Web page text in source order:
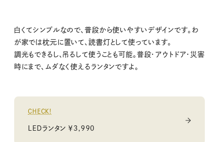
白くてシンプルなので、普段から使いやすいデザインです。わ
が家では枕元に置いて、読書灯として使っています。
調光もできるし、吊るして使うことも可能。普段・アウトドア・災害
時にまで、ムダなく使えるランタンですよ。
CHECK!
LEDランタン ￥3,990